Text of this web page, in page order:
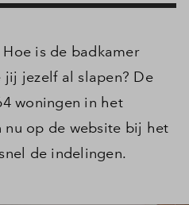
is de badkamer
jij jezelf al slapen? De
woningen in het
nu op de website bij het
de indelingen.